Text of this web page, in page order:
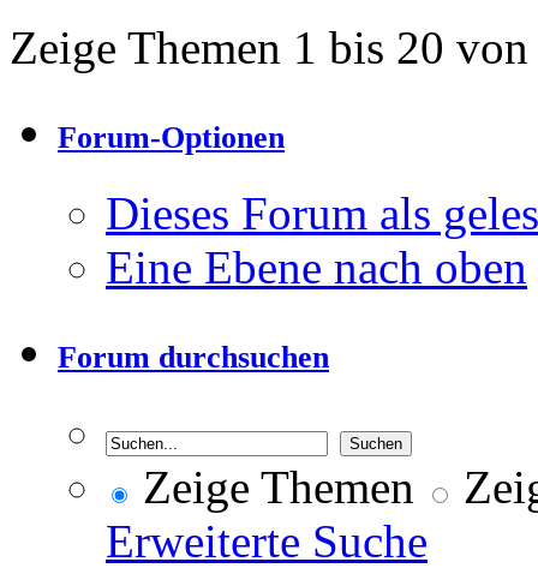
Zeige Themen 1 bis 20
Forum-Optionen
Dieses Forum als
Eine Ebene nach oben
Forum durchsuchen
Zeige Themen
Erweiterte Suche